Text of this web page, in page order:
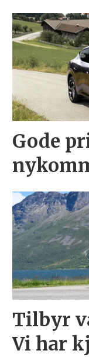
Gode
Tilbyr
Vi har